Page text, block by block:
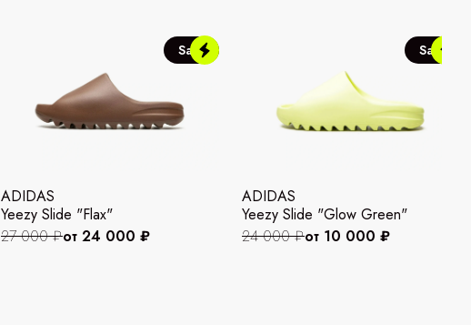
Sale
ADIDAS
Yeezy Slide "Flax"
27 000 ₽от 24 000 ₽
Sale
ADIDAS
Yeezy Slide "Glow Green"
24 000 ₽от 10 000 ₽